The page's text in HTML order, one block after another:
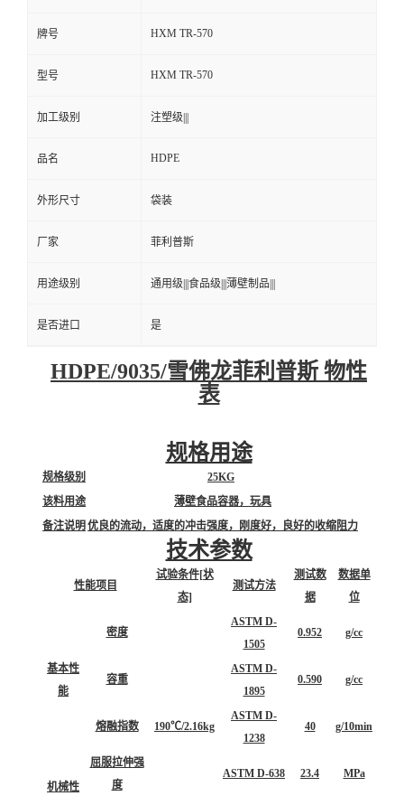
牌号 HXM TR-570
型号 HXM TR-570
加工级别 注塑级|||
品名 HDPE
外形尺寸 袋装
厂家 菲利普斯
用途级别 通用级|||食品级|||薄壁制品|||
是否进口 是
HDPE/9035/雪佛龙菲利普斯 物性
表
规格用途
规格级别
25KG
该料用途
薄壁食品容器，玩具
备注说明 优良的流动，适度的冲击强度，刚度好，良好的收缩阻力
技术参数
性能项目
试验条件[状
态]
测试方法
测试数
据
数据单
位
基本性
能
密度
ASTM D-
1505
0.952 g/cc
容重
ASTM D-
1895
0.590 g/cc
熔融指数 190℃/2.16kg
ASTM D-
1238
40 g/10min
机械性
屈服拉伸强
度
ASTM D-638 23.4 MPa